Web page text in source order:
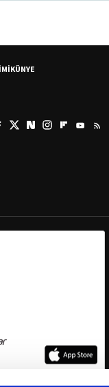
KÜNYE